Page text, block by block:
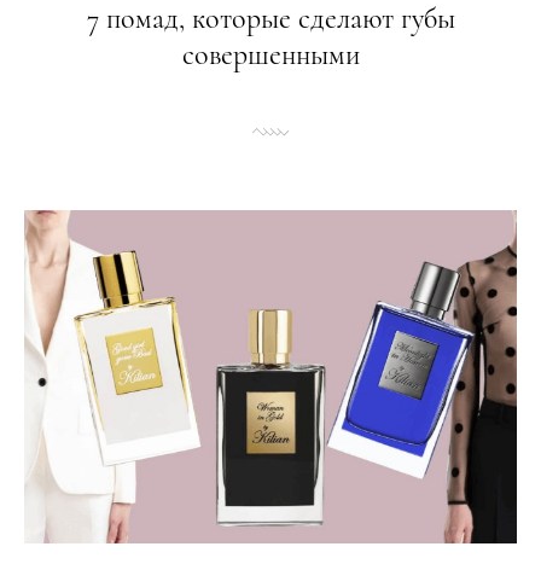
7 помад, которые сделают губы
совершенными